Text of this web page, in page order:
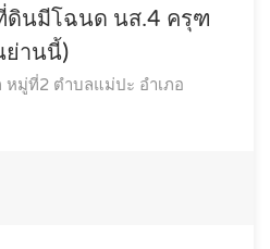
ดินมีโฉนด นส.4 ครุฑ
ย่านนี้)
หมู่ที่2 ตำบลแม่ปะ อำเภอ